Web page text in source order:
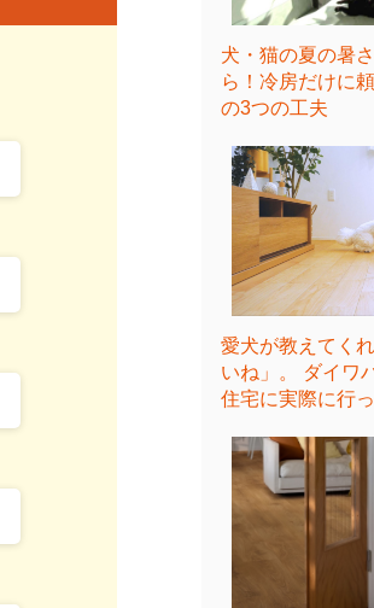
犬・猫の夏の暑
ら！冷房だけに
の3つの工夫
愛犬が教えてく
いね」。 ダイワ
住宅に実際に行